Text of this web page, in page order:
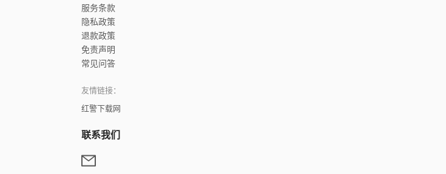
服务条款
隐私政策
退款政策
免责声明
常见问答
友情链接：
红警下载网
联系我们